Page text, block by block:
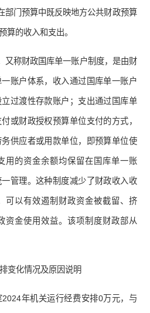
部门预算中既反映地方公共财政预算
算的收入和支出。
又称财政国库单一账户制度，是由财
账户体系，收入通过国库单一账户
过渡性存款账户；支出通过国库单
或财政授权预算单位支付的方式，
供应者或用款单位，即预算单位使
用的资金余额均保留在国库单一账
管理。这种制度减少了财政收入收
可以有效遏制财政资金被截留、挤
资金使用效益。该项制度财政部从
变化情况及原因说明
年机关运行经费安排0万元，与